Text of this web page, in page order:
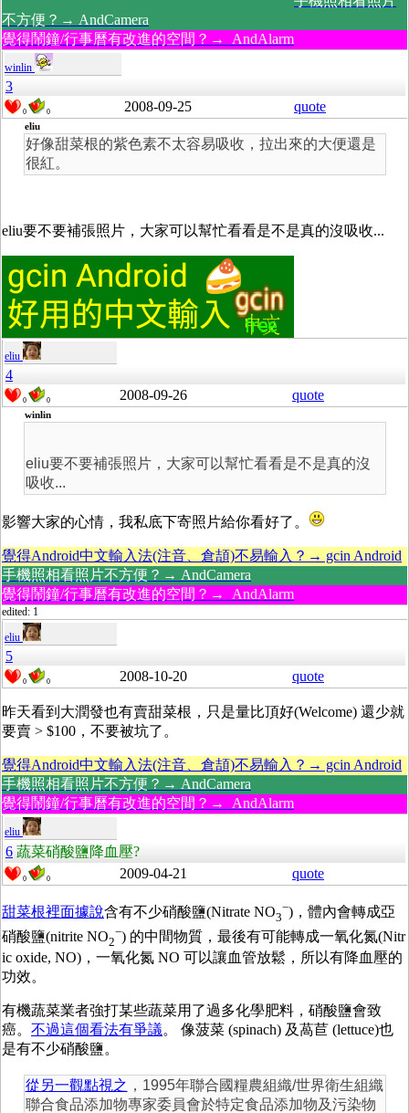
不方便？→ AndCamera
覺得鬧鐘/行事曆有改進的空間？→ AndAlarm
winlin
3
0 0 2008-09-25 quote
eliu
好像甜菜根的紫色素不太容易吸收，拉出來的大便還是
很紅。
eliu要不要補張照片，大家可以幫忙看看是不是真的沒吸收...
eliu
4
0 0 2008-09-26 quote
winlin
eliu要不要補張照片，大家可以幫忙看看是不是真的沒
吸收...
影響大家的心情，我私底下寄照片給你看好了。
覺得Android中文輸入法(注音、倉頡)不易輸入？→ gcin Android
手機照相看照片不方便？→ AndCamera
覺得鬧鐘/行事曆有改進的空間？→ AndAlarm
edited: 1
eliu
5
0 0 2008-10-20 quote
昨天看到大潤發也有賣甜菜根，只是量比頂好(Welcome) 還少就
要賣 > $100，不要被坑了。
覺得Android中文輸入法(注音、倉頡)不易輸入？→ gcin Android
手機照相看照片不方便？→ AndCamera
覺得鬧鐘/行事曆有改進的空間？→ AndAlarm
eliu
6 蔬菜硝酸鹽降血壓?
0 0 2009-04-21 quote
甜菜根裡面據說含有不少硝酸鹽(Nitrate NO3
−)，體內會轉成亞
硝酸鹽(nitrite NO2
−) 的中間物質，最後有可能轉成一氧化氮(Nitr
ic oxide, NO)，一氧化氮 NO 可以讓血管放鬆，所以有降血壓的
功效。
有機蔬菜業者強打某些蔬菜用了過多化學肥料，硝酸鹽會致
癌。 不過這個看法有爭議。 像菠菜 (spinach) 及萵苣 (lettuce)也
是有不少硝酸鹽。
從另一觀點視之 ，1995年聯合國糧農組織/世界衛生組織
聯合食品添加物專家委員會於特定食品添加物及污染物